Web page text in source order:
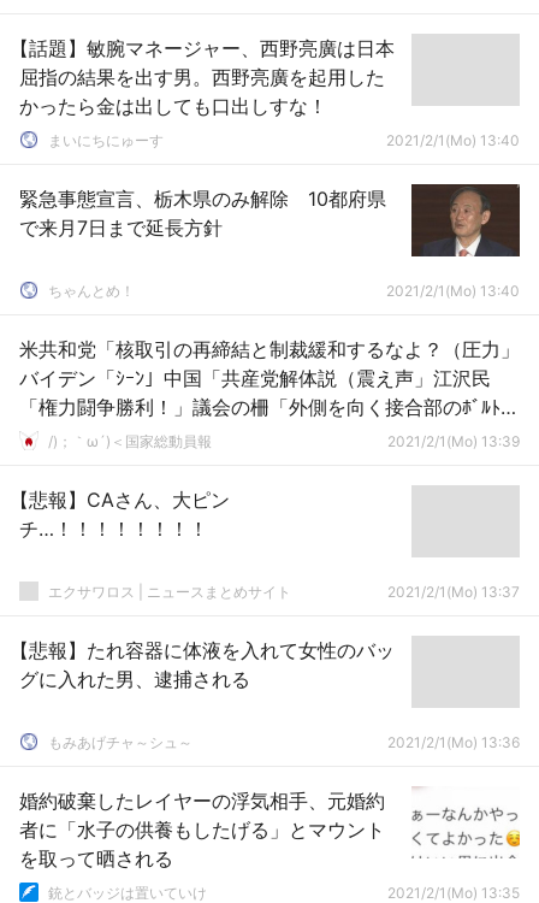
【話題】敏腕マネージャー、西野亮廣は日本
屈指の結果を出す男。西野亮廣を起用した
かったら金は出しても口出しすな！
まいにちにゅーす 2021/2/1(Mo) 13:40
緊急事態宣言、栃木県のみ解除 10都府県
で来月7日まで延長方針
ちゃんとめ！ 2021/2/1(Mo) 13:40
米共和党「核取引の再締結と制裁緩和するなよ？（圧力」
バイデン「ｼｰﾝ」中国「共産党解体説（震え声」江沢民
「権力闘争勝利！」議会の柵「外側を向く接合部のﾎﾞﾙﾄ
（重要」→
/)；｀ω´)＜国家総動員報 2021/2/1(Mo) 13:39
【悲報】CAさん、大ピン
チ…！！！！！！！！
エクサワロス | ニュースまとめサイト 2021/2/1(Mo) 13:37
【悲報】たれ容器に体液を入れて女性のバッ
グに入れた男、逮捕される
もみあげチャ～シュ～ 2021/2/1(Mo) 13:36
婚約破棄したレイヤーの浮気相手、元婚約
者に「水子の供養もしたげる」とマウント
を取って晒される
銃とバッジは置いていけ 2021/2/1(Mo) 13:35